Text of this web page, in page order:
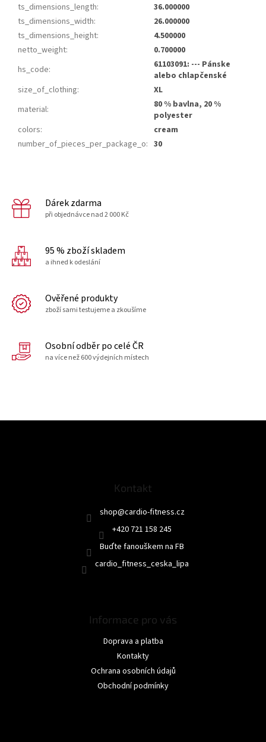
ts_dimensions_length:
36.000000
ts_dimensions_width:
26.000000
ts_dimensions_height:
4.500000
netto_weight:
0.700000
hs_code:
61103091: --- Pánske
alebo chlapčenské
size_of_clothing:
XL
material:
80 % bavlna, 20 %
polyester
colors:
cream
number_of_pieces_per_package_o: 30
Dárek zdarma
při objednávce nad 2 000 Kč
95 % zboží skladem
a ihned k odeslání
Ověřené produkty
zboží sami testujeme a zkoušíme
Osobní odběr po celé ČR
na více než 600 výdejních místech
Kontakt
shop@cardio-fitness.cz
+420 721 158 245
Buďte fanouškem na FB
cardio_fitness_ceska_lipa
Informace pro vás
Doprava a platba
Kontakty
Ochrana osobních údajů
Obchodní podmínky